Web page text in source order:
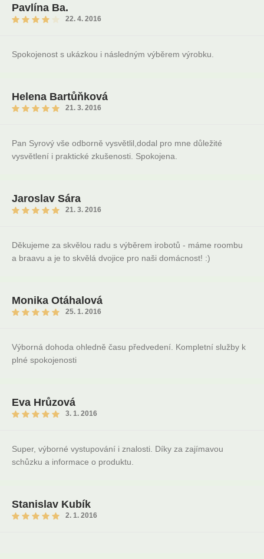
Pavlína Ba.
22. 4. 2016
Spokojenost s ukázkou i následným výběrem výrobku.
Helena Bartůňková
21. 3. 2016
Pan Syrový vše odborně vysvětlil,dodal pro mne důležité
vysvětlení i praktické zkušenosti. Spokojena.
Jaroslav Sára
21. 3. 2016
Děkujeme za skvělou radu s výběrem irobotů - máme roombu
a braavu a je to skvělá dvojice pro naši domácnost! :)
Monika Otáhalová
25. 1. 2016
Výborná dohoda ohledně času předvedení. Kompletní služby k
plné spokojenosti
Eva Hrůzová
3. 1. 2016
Super, výborné vystupování i znalosti. Díky za zajímavou
schůzku a informace o produktu.
Stanislav Kubík
2. 1. 2016